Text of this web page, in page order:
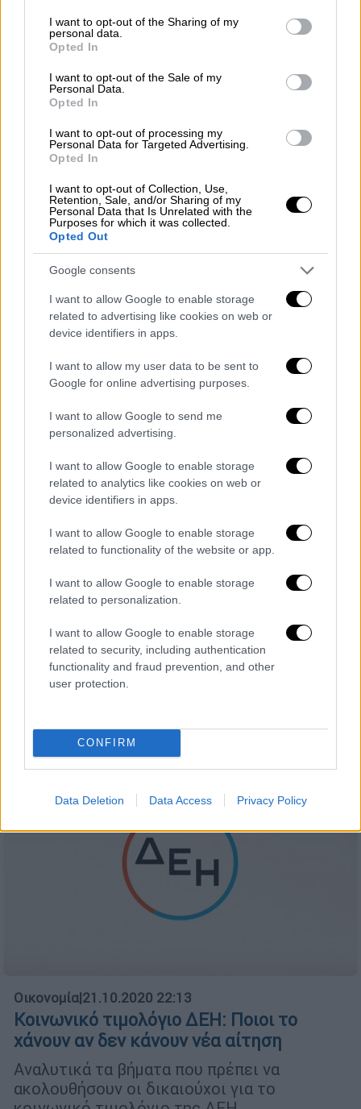
not limited to your visit or usage behaviour. You may click to
grant or deny consent to Google and its third-party tags to
use your data for below specified purposes in below Google
consent section.
I want to opt-out of the Sharing of my
personal data.
Opted In
I want to opt-out of the Sale of my
Personal Data.
Opted In
I want to opt-out of processing my
Personal Data for Targeted Advertising.
Opted In
I want to opt-out of Collection, Use,
Retention, Sale, and/or Sharing of my
Personal Data that Is Unrelated with the
Purposes for which it was collected.
Opted Out
Google consents
I want to allow Google to enable storage
related to advertising like cookies on web or
device identifiers in apps.
I want to allow my user data to be sent to
Google for online advertising purposes.
I want to allow Google to send me
personalized advertising.
I want to allow Google to enable storage
related to analytics like cookies on web or
device identifiers in apps.
I want to allow Google to enable storage
related to functionality of the website or app.
I want to allow Google to enable storage
related to personalization.
I want to allow Google to enable storage
related to security, including authentication
functionality and fraud prevention, and other
user protection.
CONFIRM
Data Deletion Data Access Privacy Policy
Ελλάδα
Ενεργειακή κάρτα σε νοικοκυριά: 1
εκατ. ζουν σε καθεστώς ενεργειακής
φτώχειας
Ενεργειακή κάρτα και προνομιακή
τιμολόγηση είναι δύο από τα βασικά μέτρα
που περιλαμβάνει το Σχέδιο Δράσης για την
Καταπολέμηση της Ενεργειακής Ενδειας
Οικονομία|01.11.2020 09:36
ΔΕΗ: Νυχτερινό ρεύμα από την 1η
Νοεμβρίου - Δικαιούχοι και εκπτώσεις
Το νυχτερινό τιμολόγιο της ΔΕΗ τίθεται
από σήμερα σε ισχύ - Μέχρι πότε ισχύει το
εντάσσονται στην έκπτωση
Οικονομία|21.10.2020 22:13
Κοινωνικό τιμολόγιο ΔΕΗ: Ποιοι το
χάνουν αν δεν κάνουν νέα αίτηση
Αναλυτικά τα βήματα που πρέπει να
ακολουθήσουν οι δικαιούχοι για το